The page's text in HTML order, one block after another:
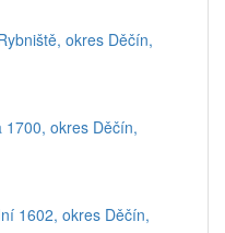
okres Děčín,
1700, okres Děčín,
1602, okres Děčín,